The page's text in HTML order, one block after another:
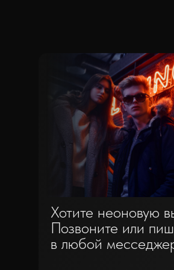
Хотите неоновую
Позвоните или
в любой